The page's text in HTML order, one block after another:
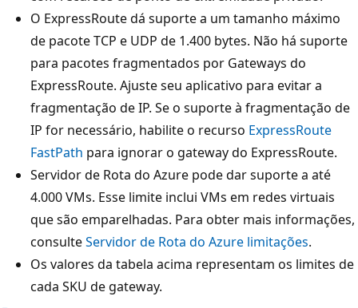
O ExpressRoute dá suporte a um tamanho máximo
de pacote TCP e UDP de 1.400 bytes. Não há suporte
para pacotes fragmentados por Gateways do
ExpressRoute. Ajuste seu aplicativo para evitar a
fragmentação de IP. Se o suporte à fragmentação de
IP for necessário, habilite o recurso ExpressRoute
FastPath para ignorar o gateway do ExpressRoute.
Servidor de Rota do Azure pode dar suporte a até
4.000 VMs. Esse limite inclui VMs em redes virtuais
que são emparelhadas. Para obter mais informações,
consulteServidor de Rota do Azure limitações.
Os valores da tabela acima representam os limites de
cada SKU de gateway.